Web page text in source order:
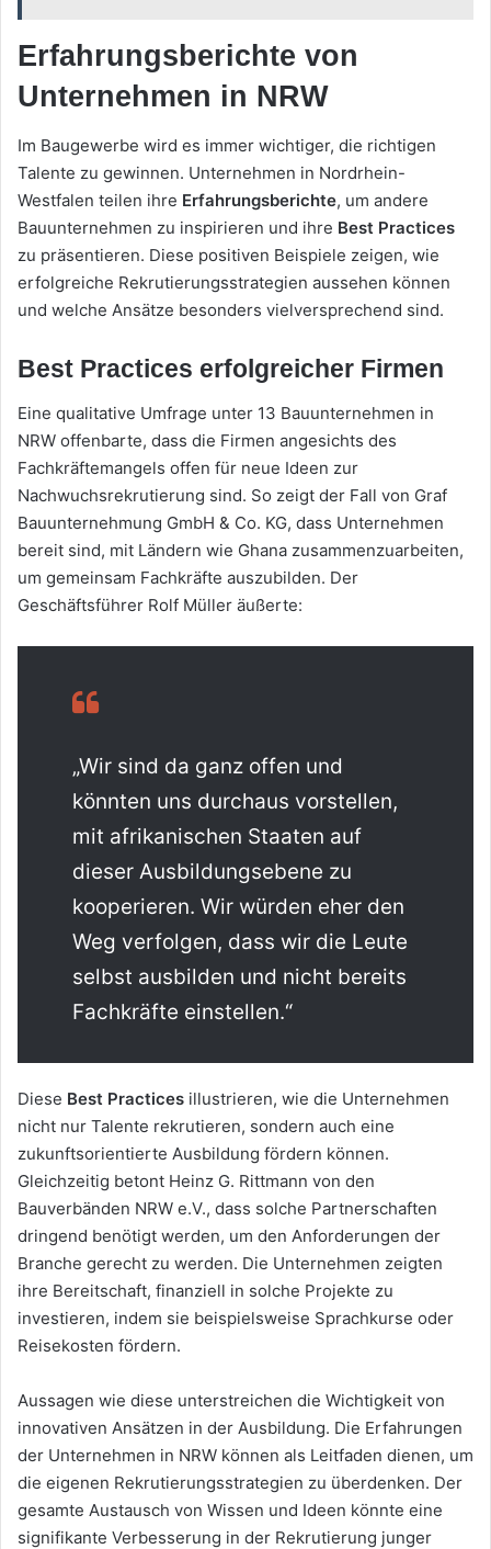
Erfahrungsberichte von
Unternehmen in NRW
Im Baugewerbe wird es immer wichtiger, die richtigen
Talente zu gewinnen. Unternehmen in Nordrhein-
Westfalen teilen ihre Erfahrungsberichte, um andere
Bauunternehmen zu inspirieren und ihre Best Practices
zu präsentieren. Diese positiven Beispiele zeigen, wie
erfolgreiche Rekrutierungsstrategien aussehen können
und welche Ansätze besonders vielversprechend sind.
Best Practices erfolgreicher Firmen
Eine qualitative Umfrage unter 13 Bauunternehmen in
NRW offenbarte, dass die Firmen angesichts des
Fachkräftemangels offen für neue Ideen zur
Nachwuchsrekrutierung sind. So zeigt der Fall von Graf
Bauunternehmung GmbH & Co. KG, dass Unternehmen
bereit sind, mit Ländern wie Ghana zusammenzuarbeiten,
um gemeinsam Fachkräfte auszubilden. Der
Geschäftsführer Rolf Müller äußerte:
„Wir sind da ganz offen und
könnten uns durchaus vorstellen,
mit afrikanischen Staaten auf
dieser Ausbildungsebene zu
kooperieren. Wir würden eher den
Weg verfolgen, dass wir die Leute
selbst ausbilden und nicht bereits
Fachkräfte einstellen.“
Diese Best Practices illustrieren, wie die Unternehmen
nicht nur Talente rekrutieren, sondern auch eine
zukunftsorientierte Ausbildung fördern können.
Gleichzeitig betont Heinz G. Rittmann von den
Bauverbänden NRW e.V., dass solche Partnerschaften
dringend benötigt werden, um den Anforderungen der
Branche gerecht zu werden. Die Unternehmen zeigten
ihre Bereitschaft, finanziell in solche Projekte zu
investieren, indem sie beispielsweise Sprachkurse oder
Reisekosten fördern.
Aussagen wie diese unterstreichen die Wichtigkeit von
innovativen Ansätzen in der Ausbildung. Die Erfahrungen
der Unternehmen in NRW können als Leitfaden dienen, um
die eigenen Rekrutierungsstrategien zu überdenken. Der
gesamte Austausch von Wissen und Ideen könnte eine
signifikante Verbesserung in der Rekrutierung junger